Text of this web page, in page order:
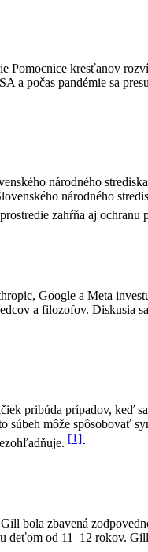
Pomocnice kresťanov
a počas pandémie sa
národného
národného
zahŕňa aj ochranu
Google a Meta
a filozofov. Diskusia
pribúda prípadov, keď
súbeh môže spôsobovať
[1]
bola zbavená
od 11–12 rokov.